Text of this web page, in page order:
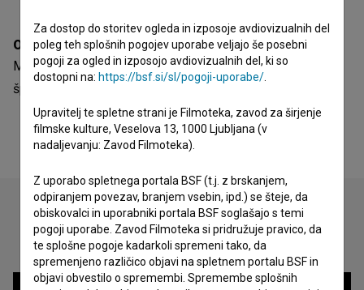
Opis
MÈDIT - Festival de Cinema Mediterrani de Menorca je
španska organizacija - festival.
Oglejte si
Za dostop do storitev ogleda in izposoje avdiovizualnih del
poleg teh splošnih pogojev uporabe veljajo še posebni
pogoji za ogled in izposojo avdiovizualnih del, ki so
dostopni na: https://bsf.si/sl/pogoji-uporabe/
Upravitelj te spletne strani je Filmoteka, zavod za širjenje
filmske kulture, Veselova 13, 1000 Ljubljana (v
nadaljevanju: Zavod Filmoteka).
Z uporabo spletnega portala BSF (t.j. z brskanjem,
odpiranjem povezav, branjem vsebin, ipd.) se šteje, da
obiskovalci in uporabniki portala BSF soglašajo s temi
pogoji uporabe. Zavod Filmoteka si pridružuje pravico, da
te splošne pogoje kadarkoli spremeni tako, da
spremenjeno različico objavi na spletnem portalu BSF in
objavi obvestilo o spremembi. Spremembe splošnih